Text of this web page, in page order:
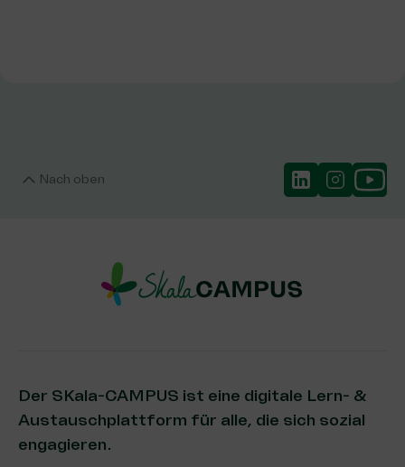
Nach oben
Der SKala-CAMPUS ist eine digitale Lern- &
Austauschplattform für alle, die sich sozial
engagieren.